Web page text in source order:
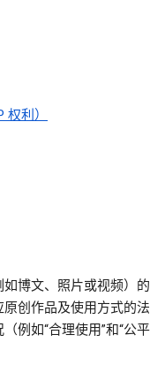
权利）
如博文、照片或视频）
创作品及使用方式的
例如“合理使用”和“公平